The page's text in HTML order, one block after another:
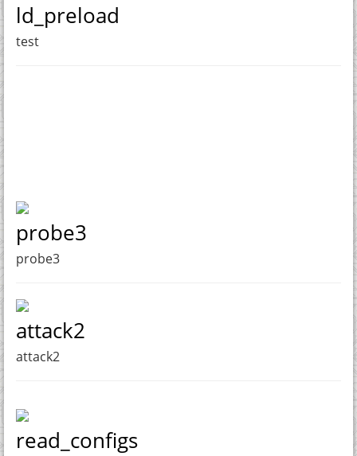
ld_preload
test
probe3
probe3
attack2
attack2
read_configs